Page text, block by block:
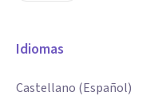
Idiomas
Castellano (Español)